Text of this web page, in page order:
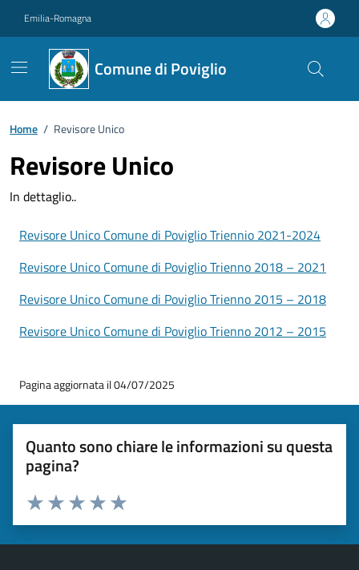
Emilia-Romagna
Comune di Poviglio
Home / Revisore Unico
Revisore Unico
In dettaglio..
Revisore Unico Comune di Poviglio Triennio 2021-2024
Revisore Unico Comune di Poviglio Trienno 2018 – 2021
Revisore Unico Comune di Poviglio Trienno 2015 – 2018
Revisore Unico Comune di Poviglio Trienno 2012 – 2015
Pagina aggiornata il 04/07/2025
Quanto sono chiare le informazioni su questa
pagina?
Valuta 5 stelle su 5
Valuta 4 stelle su 5
Valuta 3 stelle su 5
Valuta 2 stelle su 5
Valuta 1 stelle su 5